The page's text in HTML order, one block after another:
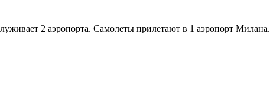
2 аэропорта. Самолеты прилетают в 1 аэропорт Милана.